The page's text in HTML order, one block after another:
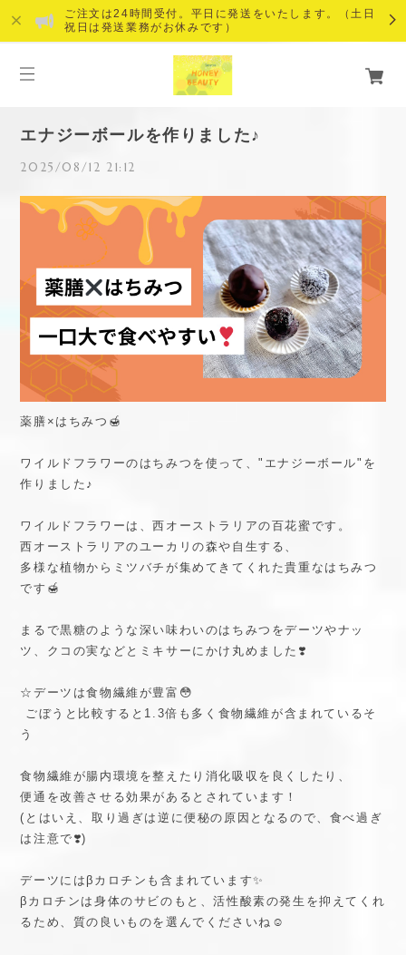
ご注文は24時間受付。平日に発送をいたします。（土日
祝日は発送業務がお休みです）
エナジーボールを作りました♪
2025/08/12 21:12
薬膳×はちみつ🍯
ワイルドフラワーのはちみつを使って、"エナジーボール"を
作りました♪
ワイルドフラワーは、西オーストラリアの百花蜜です。
西オーストラリアのユーカリの森や自生する、
多様な植物からミツバチが集めてきてくれた貴重なはちみつ
です🍯
まるで黒糖のような深い味わいのはちみつをデーツやナッ
ツ、クコの実などとミキサーにかけ丸めました❣️
☆デーツは食物繊維が豊富😳
ごぼうと比較すると1.3倍も多く食物繊維が含まれているそ
う
食物繊維が腸内環境を整えたり消化吸収を良くしたり、
便通を改善させる効果があるとされています！
(とはいえ、取り過ぎは逆に便秘の原因となるので、食べ過ぎ
は注意で❣️)
デーツにはβカロチンも含まれています✨
βカロチンは身体のサビのもと、活性酸素の発生を抑えてくれ
るため、質の良いものを選んでくださいね☺️